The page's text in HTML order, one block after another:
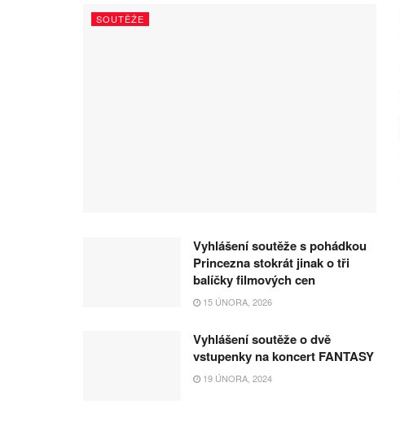
SOUTĚŽE
Vyhlášení soutěže s pohádkou
Princezna stokrát jinak o tři
balíčky filmových cen
15 ÚNORA, 2026
Vyhlášení soutěže o dvě
vstupenky na koncert FANTASY
19 ÚNORA, 2024